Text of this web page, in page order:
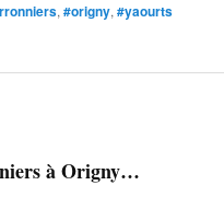
, #origny, #yaourts
à Origny…